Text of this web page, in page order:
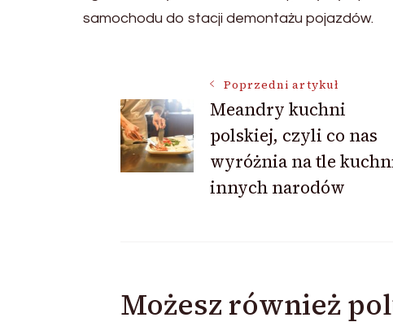
samochodu do stacji demontażu pojazdów.
Nawigacja
wpisu
Poprzedni artykuł
Meandry kuchni
polskiej, czyli co nas
wyróżnia na tle
innych narodów
Możesz również